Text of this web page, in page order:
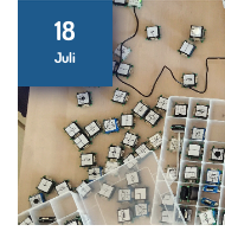
18
Juli